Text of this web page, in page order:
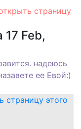
17 Feb,
надеюсь
ее Евой:)